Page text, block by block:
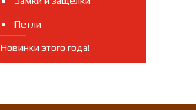
Петли
Новинки этого года!